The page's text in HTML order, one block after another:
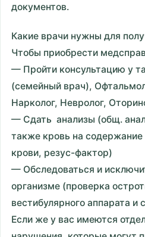
документов.
Какие врачи нужны для
Чтобы приобрести
— Пройти консультацию у
(семейный врач),
Нарколог, Невролог,
— Сдать анализы (общ.
также кровь на содержание
крови, резус-фактор)
— Обследоваться и
организме (проверка
вестибулярного аппарата и
Если же у вас имеются